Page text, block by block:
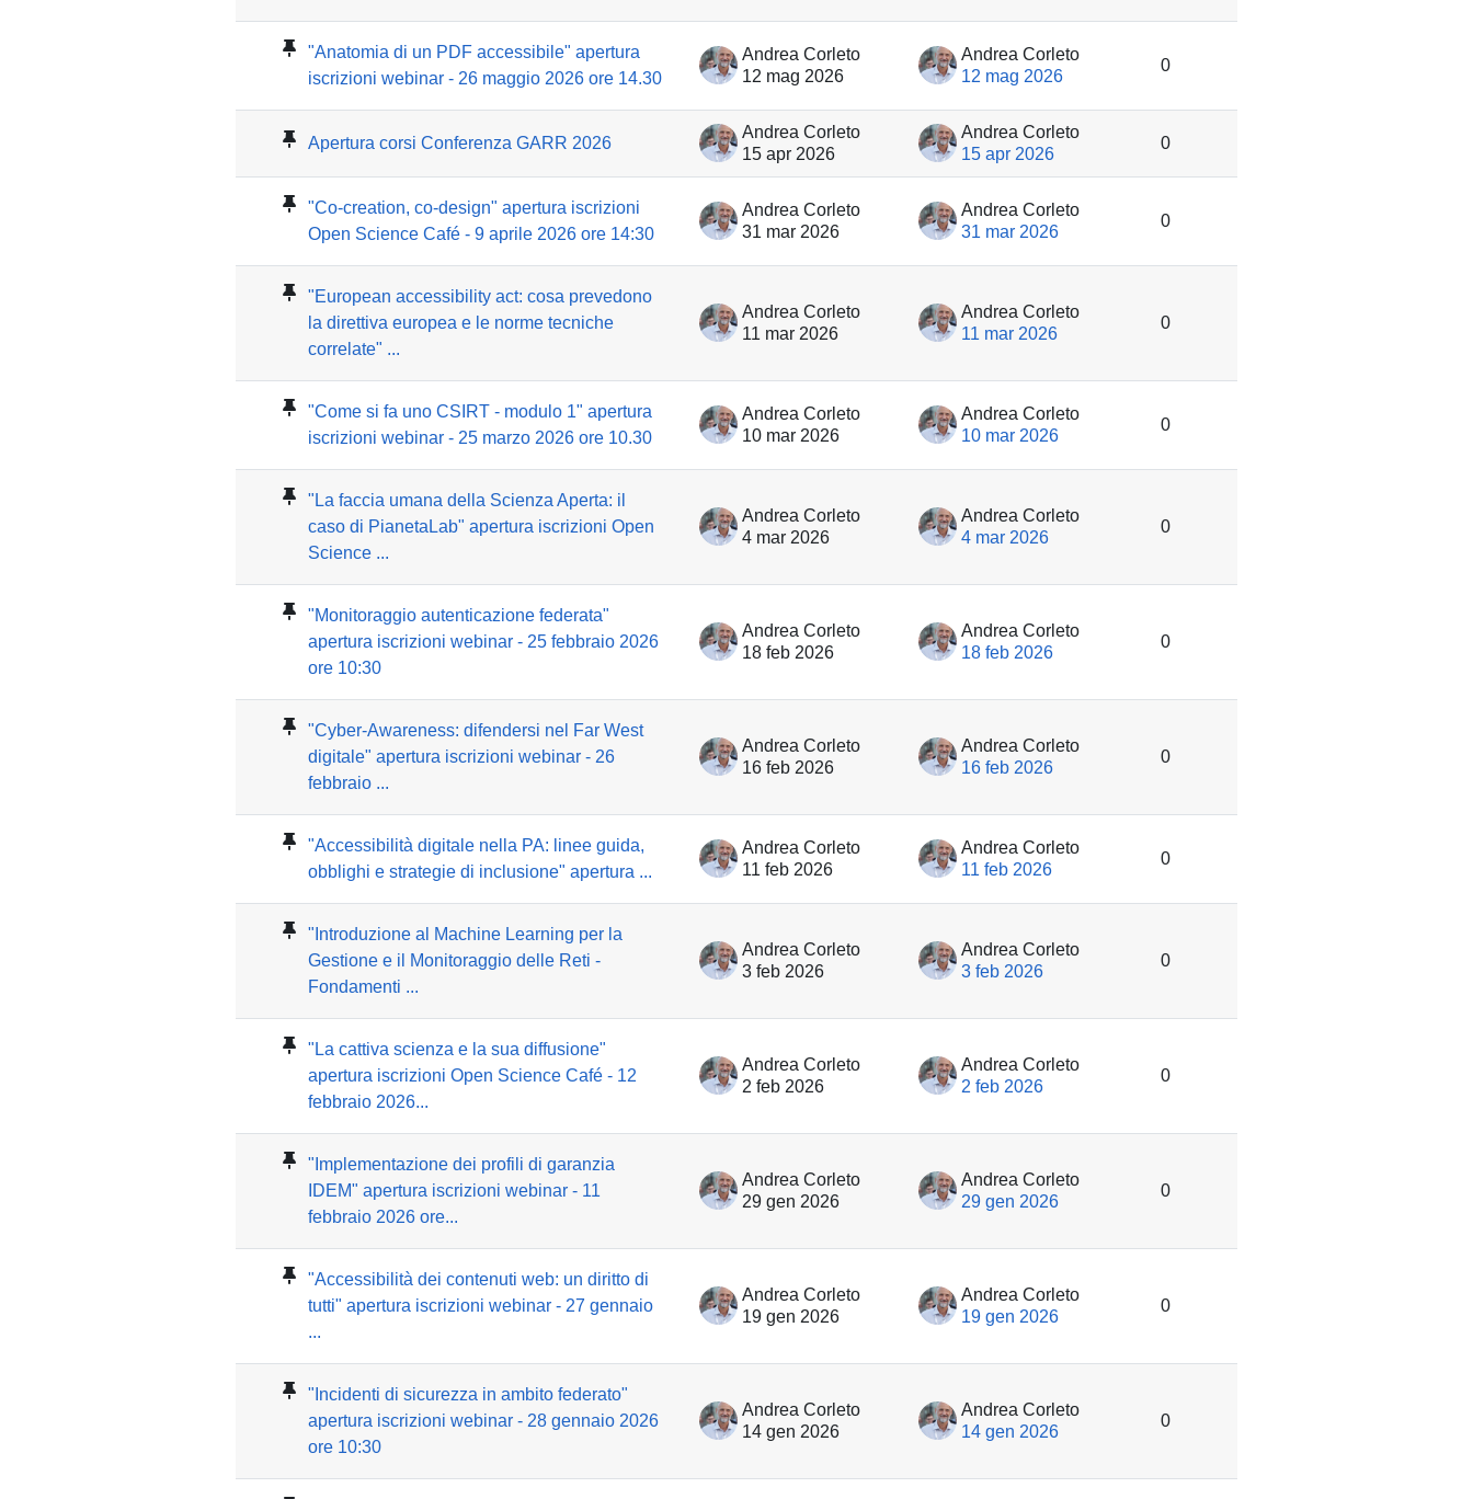
"Anatomia di un PDF accessibile" apertura
iscrizioni webinar - 26 maggio 2026 ore 14.30
Andrea Corleto
12 mag 2026
Andrea Corleto
12 mag 2026
0
Apertura corsi Conferenza GARR 2026
Andrea Corleto
15 apr 2026
Andrea Corleto
15 apr 2026
0
"Co-creation, co-design" apertura iscrizioni
Open Science Café - 9 aprile 2026 ore 14:30
Andrea Corleto
31 mar 2026
Andrea Corleto
31 mar 2026
0
"European accessibility act: cosa prevedono
la direttiva europea e le norme tecniche
correlate" ...
Andrea Corleto
11 mar 2026
Andrea Corleto
11 mar 2026
0
"Come si fa uno CSIRT - modulo 1" apertura
iscrizioni webinar - 25 marzo 2026 ore 10.30
Andrea Corleto
10 mar 2026
Andrea Corleto
10 mar 2026
0
"La faccia umana della Scienza Aperta: il
caso di PianetaLab" apertura iscrizioni Open
Science ...
Andrea Corleto
4 mar 2026
Andrea Corleto
4 mar 2026
0
"Monitoraggio autenticazione federata"
apertura iscrizioni webinar - 25 febbraio 2026
ore 10:30
Andrea Corleto
18 feb 2026
Andrea Corleto
18 feb 2026
0
"Cyber-Awareness: difendersi nel Far West
digitale" apertura iscrizioni webinar - 26
febbraio ...
Andrea Corleto
16 feb 2026
Andrea Corleto
16 feb 2026
0
"Accessibilità digitale nella PA: linee guida,
obblighi e strategie di inclusione" apertura ...
Andrea Corleto
11 feb 2026
Andrea Corleto
11 feb 2026
0
"Introduzione al Machine Learning per la
Gestione e il Monitoraggio delle Reti -
Fondamenti ...
Andrea Corleto
3 feb 2026
Andrea Corleto
3 feb 2026
0
"La cattiva scienza e la sua diffusione"
apertura iscrizioni Open Science Café - 12
febbraio 2026...
Andrea Corleto
2 feb 2026
Andrea Corleto
2 feb 2026
0
"Implementazione dei profili di garanzia
IDEM" apertura iscrizioni webinar - 11
febbraio 2026 ore...
Andrea Corleto
29 gen 2026
Andrea Corleto
29 gen 2026
0
"Accessibilità dei contenuti web: un diritto di
tutti" apertura iscrizioni webinar - 27 gennaio
...
Andrea Corleto
19 gen 2026
Andrea Corleto
19 gen 2026
0
"Incidenti di sicurezza in ambito federato"
apertura iscrizioni webinar - 28 gennaio 2026
ore 10:30
Andrea Corleto
14 gen 2026
Andrea Corleto
14 gen 2026
0